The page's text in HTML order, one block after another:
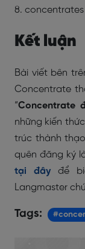
8. concentrates
Kết luận
Bài viết bên
Concentrate
“Concentrate
những kiến
trúc thành
quên đăng ký
tại đây để
Langmaster
Tags: